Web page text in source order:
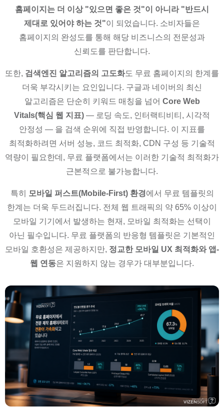
홈페이지는 더 이상 "있으면 좋은 것"이 아니라 "반드시
제대로 있어야 하는 것"이 되었습니다. 소비자들은
홈페이지의 완성도를 통해 해당 비즈니스의 전문성과
신뢰도를 판단합니다.
또한, 검색엔진 알고리즘의 고도화도 무료 홈페이지의 한계를
더욱 부각시키는 요인입니다. 구글과 네이버의 최신
알고리즘은 단순히 키워드 매칭을 넘어 Core Web
Vitals(핵심 웹 지표) — 로딩 속도, 인터랙티비티, 시각적
안정성 — 을 검색 순위에 직접 반영합니다. 이 지표를
최적화하려면 서버 성능, 코드 최적화, CDN 구성 등 기술적
역량이 필요한데, 무료 플랫폼에서는 이러한 기술적 최적화가
근본적으로 불가능합니다.
특히 모바일 퍼스트(Mobile-First) 환경에서 무료 템플릿의
한계는 더욱 두드러집니다. 전체 웹 트래픽의 약 65% 이상이
모바일 기기에서 발생하는 현재, 모바일 최적화는 선택이
아닌 필수입니다. 무료 플랫폼의 반응형 템플릿은 기본적인
모바일 호환성은 제공하지만, 정교한 모바일 UX 최적화와 앱-
웹 연동은 지원하지 않는 경우가 대부분입니다.